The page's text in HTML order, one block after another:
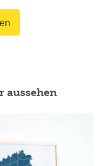
aussehen